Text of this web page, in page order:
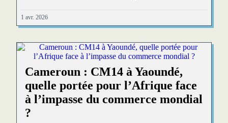
1 avr. 2026
Cameroun : CM14 à Yaoundé,
quelle portée pour l’Afrique face
à l’impasse du commerce mondial
?